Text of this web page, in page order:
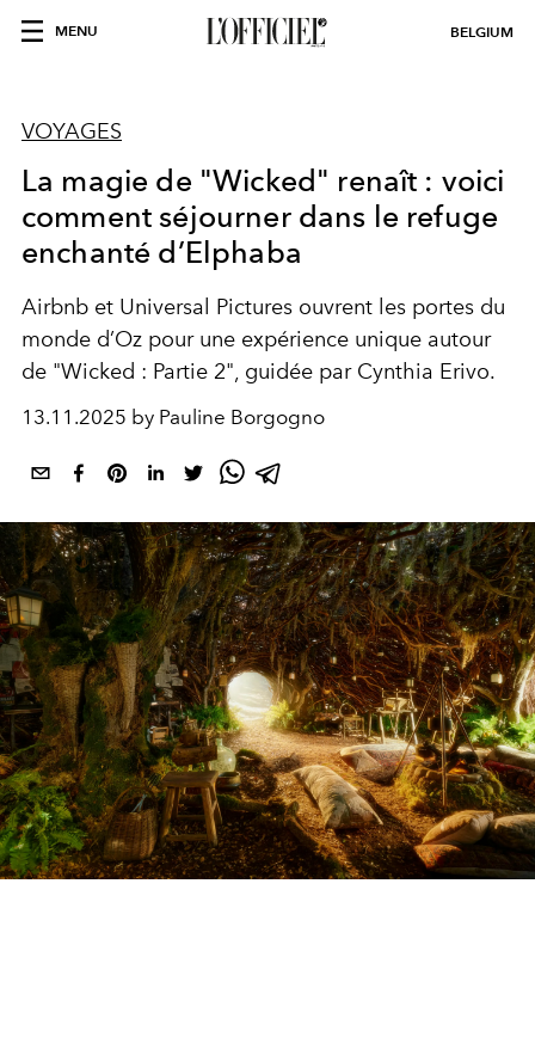
MENU BELGIUM
VOYAGES
La magie de "Wicked" renaît : voici
comment séjourner dans le refuge
enchanté d’Elphaba
Airbnb et Universal Pictures ouvrent les portes du
monde d’Oz pour une expérience unique autour
de "Wicked : Partie 2", guidée par Cynthia Erivo.
13.11.2025 by Pauline Borgogno